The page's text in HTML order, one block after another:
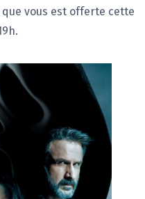
vous est offerte cette